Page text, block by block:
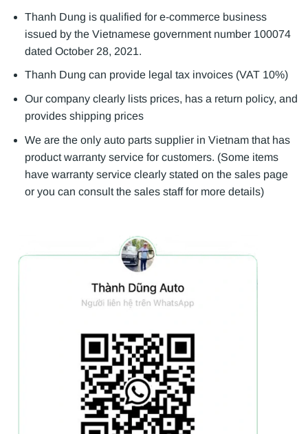
Thanh Dung is qualified for e-commerce business
issued by the Vietnamese government number 100074
dated October 28, 2021.
Thanh Dung can provide legal tax invoices (VAT 10%)
Our company clearly lists prices, has a return policy, and
provides shipping prices
We are the only auto parts supplier in Vietnam that has
product warranty service for customers. (Some items
have warranty service clearly stated on the sales page
or you can consult the sales staff for more details)